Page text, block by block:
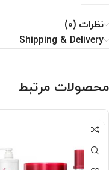
نظرات (0)
Shipping & Delivery
محصولات مرتبط